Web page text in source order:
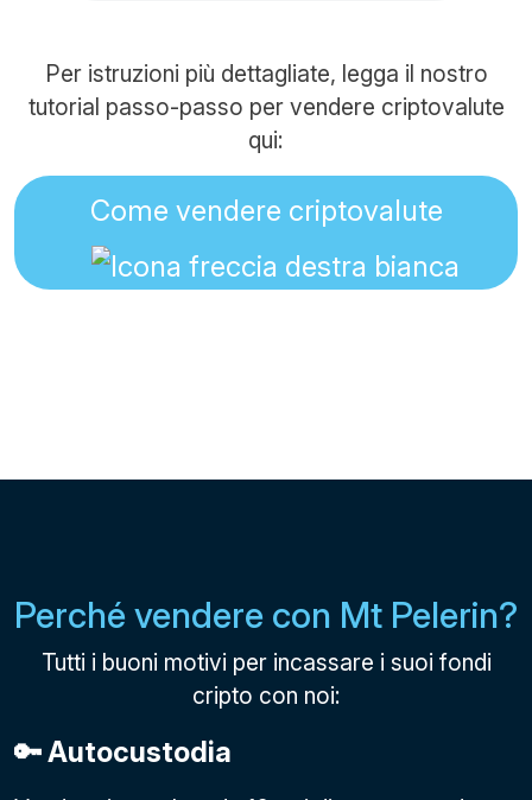
Per istruzioni più dettagliate, legga il nostro
tutorial passo-passo per vendere criptovalute
qui:
Come vendere criptovalute
Perché vendere con Mt Pelerin?
Tutti i buoni motivi per incassare i suoi fondi
cripto con noi:
🔑 Autocustodia